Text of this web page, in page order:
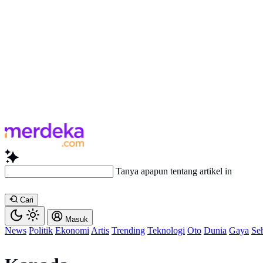
Tanya apapun tentang artikel ini...
Cari
Masuk
News Politik Ekonomi Artis Trending Teknologi Oto Dunia Gaya